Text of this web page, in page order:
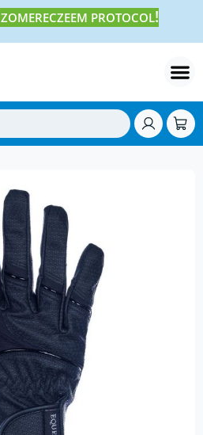
ZOMERECZEEM PROTOCOL!